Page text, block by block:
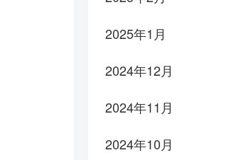
2025年1月
2024年12月
2024年11月
2024年10月